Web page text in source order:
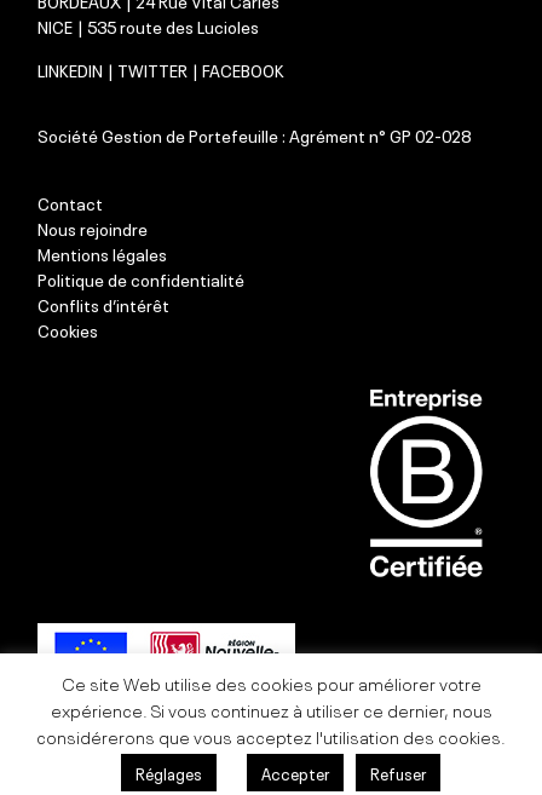
NICE | 535 route des Lucioles
LINKEDIN | TWITTER |FACEBOOK
Société Gestion de Portefeuille : Agrément n° GP 02-028
Contact
Nous rejoindre
Mentions légales
Politique de confidentialité
Conflits d’intérêt
Cookies
Ce site Web utilise des cookies pour améliorer votre
expérience. Si vous continuez à utiliser ce dernier, nous
considérerons que vous acceptez l'utilisation des cookies.
Réglages Accepter Refuser